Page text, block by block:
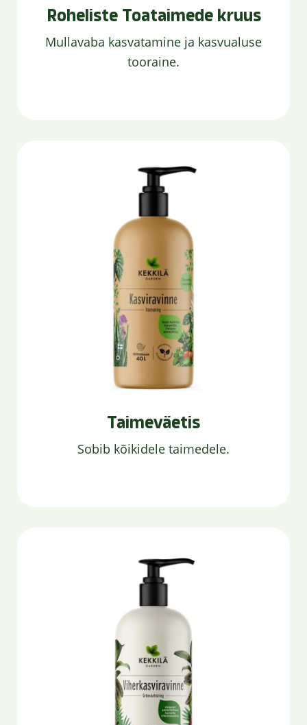
Roheliste Toataimede kruus
Mullavaba kasvatamine ja kasvualuse
tooraine.
Taimeväetis
Sobib kõikidele taimedele.